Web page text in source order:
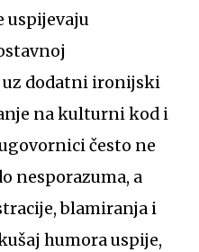
uspijevaju
dodatni ironijski
na kulturni kod i
često ne
nesporazuma, a
blamiranja i
humora uspije,